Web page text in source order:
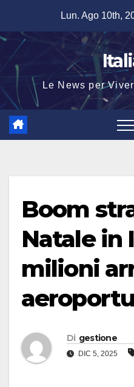
contenuto
Lun. Ago 10th,
Le News per
Boom
Natale in
milioni
Di gestione
DIC 5, 2025